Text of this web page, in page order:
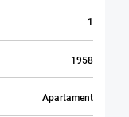
1
1958
Apartament